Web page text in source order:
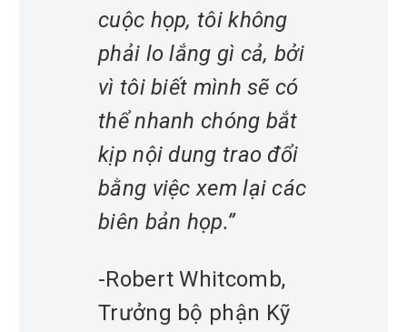
cuộc họp, tôi không
phải lo lắng gì cả, bởi
vì tôi biết mình sẽ có
thể nhanh chóng bắt
kịp nội dung trao đổi
bằng việc xem lại các
biên bản họp.”
-Robert Whitcomb,
Trưởng bộ phận Kỹ